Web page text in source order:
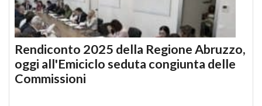
Rendiconto 2025 della Regione Abruzzo,
oggi all'Emiciclo seduta congiunta delle
Commissioni